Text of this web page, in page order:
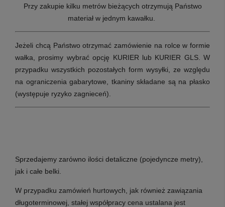
Przy zakupie kilku metrów bieżących otrzymują Państwo
materiał w jednym kawałku.
Jeżeli chcą Państwo otrzymać zamówienie na rolce w formie
wałka, prosimy wybrać opcję KURIER lub KURIER GLS. W
przypadku wszystkich pozostałych form wysyłki, ze względu
na ograniczenia gabarytowe, tkaniny składane są na płasko
(występuje ryzyko zagnieceń).
Sprzedajemy zarówno ilości detaliczne (pojedyncze metry),
jak i całe belki.
W przypadku zamówień hurtowych, jak również zawiązania
długoterminowej, stałej współpracy cena ustalana jest